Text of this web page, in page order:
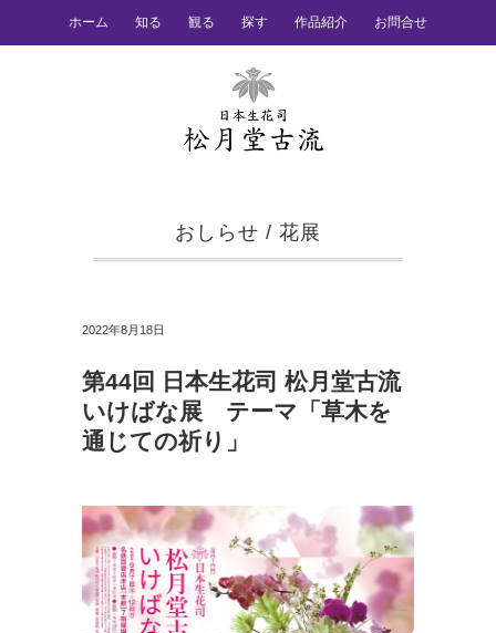
ホーム 知る 観る 探す 作品紹介 お問合せ
おしらせ / 花展
2022年8月18日
第44回 日本生花司 松月堂古流
いけばな展 テーマ「草木を
通じての祈り」